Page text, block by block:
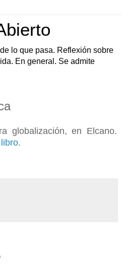
lo que pasa. Reflexión sobre
En general. Se admite
globalización, en Elcano.
.